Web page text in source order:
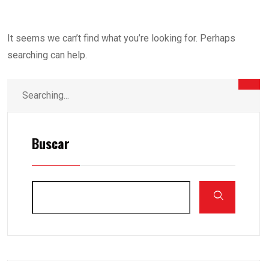
It seems we can’t find what you’re looking for. Perhaps
searching can help.
Buscar